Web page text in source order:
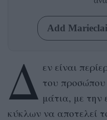
Add
Δ εν είναι
του προσώπου
μάτια, με
κύκλων να αποτελεί